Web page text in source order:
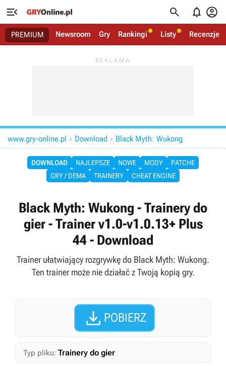
   
PREMIUM Newsroom Gry Rankingi Listy Recenzje
www.gry-online.pl  Download  Black Myth: Wukong
DOWNLOAD NAJLEPSZE NOWE MODY
PATCHE
GRY / DEMA
TRAINERY CHEAT ENGINE
Black Myth: Wukong - Trainery do
gier - Trainer v1.0-v1.0.13+ Plus
44 - Download
Trainer ułatwiający rozgrywkę do Black Myth: Wukong.
Ten trainer może nie działać z Twoją kopią gry.
 POBIERZ
Typ pliku: Trainery do gier